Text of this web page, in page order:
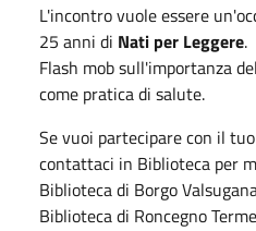
L'incontro vuole essere
25 anni di Nati per Leggere.
Flash mob sull'importanza
come pratica di salute.
Se vuoi partecipare con il
contattaci in Biblioteca per
Biblioteca di Borgo
Biblioteca di Roncegno